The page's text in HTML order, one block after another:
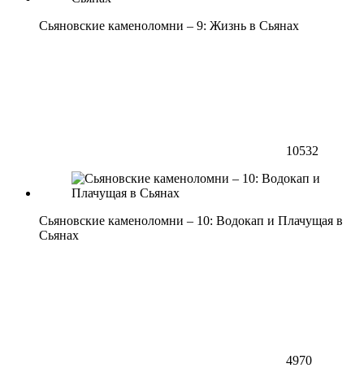
Сьяновские каменоломни – 9: Жизнь в Сьянах
10532
Сьяновские каменоломни – 10: Водокап и Плачущая в
Сьянах
4970